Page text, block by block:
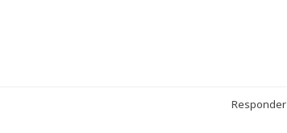
Responder